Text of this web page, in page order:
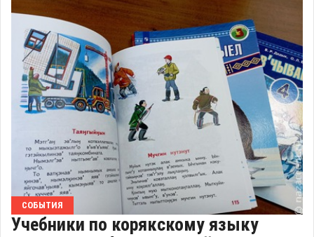
СОБЫТИЯ
Учебники по корякскому языку